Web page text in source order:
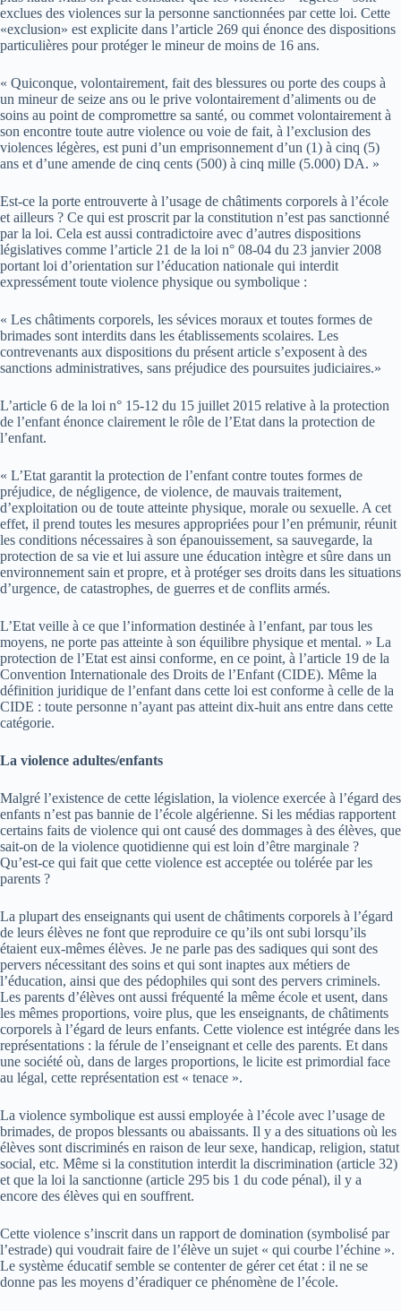
exclues des violences sur la personne sanctionnées par cette loi. Cette
«exclusion» est explicite dans l’article 269 qui énonce des dispositions
particulières pour protéger le mineur de moins de 16 ans.
« Quiconque, volontairement, fait des blessures ou porte des coups à
un mineur de seize ans ou le prive volontairement d’aliments ou de
soins au point de compromettre sa santé, ou commet volontairement à
son encontre toute autre violence ou voie de fait, à l’exclusion des
violences légères, est puni d’un emprisonnement d’un (1) à cinq (5)
ans et d’une amende de cinq cents (500) à cinq mille (5.000) DA. »
Est-ce la porte entrouverte à l’usage de châtiments corporels à l’école
et ailleurs ? Ce qui est proscrit par la constitution n’est pas sanctionné
par la loi. Cela est aussi contradictoire avec d’autres dispositions
législatives comme l’article 21 de la loi n° 08-04 du 23 janvier 2008
portant loi d’orientation sur l’éducation nationale qui interdit
expressément toute violence physique ou symbolique :
« Les châtiments corporels, les sévices moraux et toutes formes de
brimades sont interdits dans les établissements scolaires. Les
contrevenants aux dispositions du présent article s’exposent à des
sanctions administratives, sans préjudice des poursuites judiciaires.»
L’article 6 de la loi n° 15-12 du 15 juillet 2015 relative à la protection
de l’enfant énonce clairement le rôle de l’Etat dans la protection de
l’enfant.
« L’Etat garantit la protection de l’enfant contre toutes formes de
préjudice, de négligence, de violence, de mauvais traitement,
d’exploitation ou de toute atteinte physique, morale ou sexuelle. A cet
effet, il prend toutes les mesures appropriées pour l’en prémunir, réunit
les conditions nécessaires à son épanouissement, sa sauvegarde, la
protection de sa vie et lui assure une éducation intègre et sûre dans un
environnement sain et propre, et à protéger ses droits dans les situations
d’urgence, de catastrophes, de guerres et de conflits armés.
L’Etat veille à ce que l’information destinée à l’enfant, par tous les
moyens, ne porte pas atteinte à son équilibre physique et mental. » La
protection de l’Etat est ainsi conforme, en ce point, à l’article 19 de la
Convention Internationale des Droits de l’Enfant (CIDE). Même la
définition juridique de l’enfant dans cette loi est conforme à celle de la
CIDE : toute personne n’ayant pas atteint dix-huit ans entre dans cette
catégorie.
La violence adultes/enfants
Malgré l’existence de cette législation, la violence exercée à l’égard des
enfants n’est pas bannie de l’école algérienne. Si les médias rapportent
certains faits de violence qui ont causé des dommages à des élèves, que
sait-on de la violence quotidienne qui est loin d’être marginale ?
Qu’est-ce qui fait que cette violence est acceptée ou tolérée par les
parents ?
La plupart des enseignants qui usent de châtiments corporels à l’égard
de leurs élèves ne font que reproduire ce qu’ils ont subi lorsqu’ils
étaient eux-mêmes élèves. Je ne parle pas des sadiques qui sont des
pervers nécessitant des soins et qui sont inaptes aux métiers de
l’éducation, ainsi que des pédophiles qui sont des pervers criminels.
Les parents d’élèves ont aussi fréquenté la même école et usent, dans
les mêmes proportions, voire plus, que les enseignants, de châtiments
corporels à l’égard de leurs enfants. Cette violence est intégrée dans les
représentations : la férule de l’enseignant et celle des parents. Et dans
une société où, dans de larges proportions, le licite est primordial face
au légal, cette représentation est « tenace ».
La violence symbolique est aussi employée à l’école avec l’usage de
brimades, de propos blessants ou abaissants. Il y a des situations où les
élèves sont discriminés en raison de leur sexe, handicap, religion, statut
social, etc. Même si la constitution interdit la discrimination (article 32)
et que la loi la sanctionne (article 295 bis 1 du code pénal), il y a
encore des élèves qui en souffrent.
Cette violence s’inscrit dans un rapport de domination (symbolisé par
l’estrade) qui voudrait faire de l’élève un sujet « qui courbe l’échine ».
Le système éducatif semble se contenter de gérer cet état : il ne se
donne pas les moyens d’éradiquer ce phénomène de l’école.